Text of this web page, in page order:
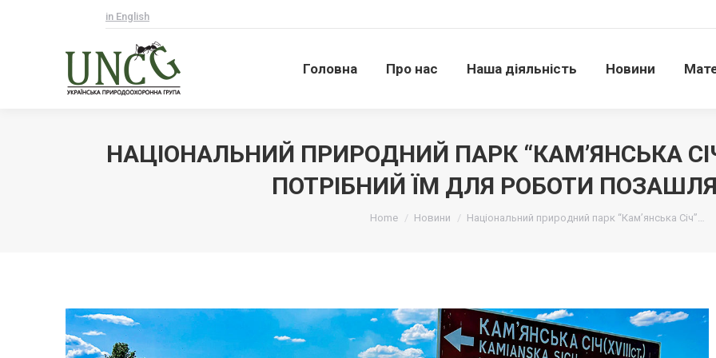
in English
Головна Про нас Наша діяльність Новини
НАЦІОНАЛЬНИЙ ПРИРОДНИЙ ПАРК “КАМ’ЯНСЬКА
ПОТРІБНИЙ ЇМ ДЛЯ РОБОТИ
Home Новини Національний природний парк “Кам’янська Січ”…
Головна Про нас Наша діяльність Новини